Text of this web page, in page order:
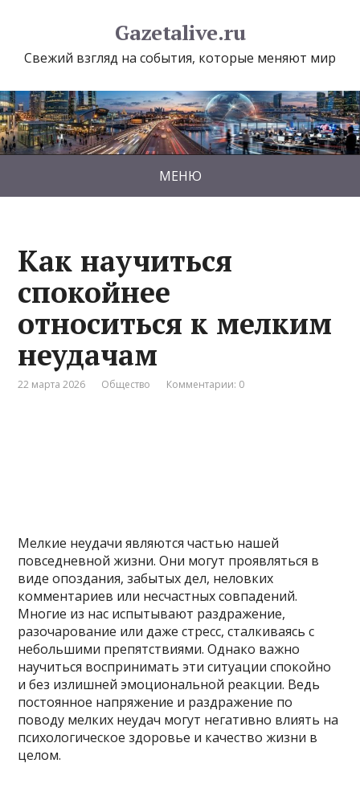
Gazetalive.ru
Свежий взгляд на события, которые меняют мир
МЕНЮ
Как научиться
спокойнее
относиться к мелким
неудачам
22 марта 2026 Общество Комментарии: 0
Мелкие неудачи являются частью нашей
повседневной жизни. Они могут проявляться в
виде опоздания, забытых дел, неловких
комментариев или несчастных совпадений.
Многие из нас испытывают раздражение,
разочарование или даже стресс, сталкиваясь с
небольшими препятствиями. Однако важно
научиться воспринимать эти ситуации спокойно
и без излишней эмоциональной реакции. Ведь
постоянное напряжение и раздражение по
поводу мелких неудач могут негативно влиять на
психологическое здоровье и качество жизни в
целом.